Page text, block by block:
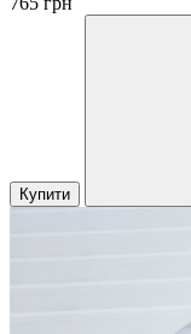
Купити